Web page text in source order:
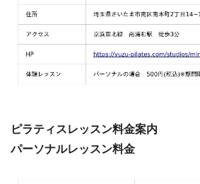
ピラティスレッスン料金案内
パーソナルレッスン料金